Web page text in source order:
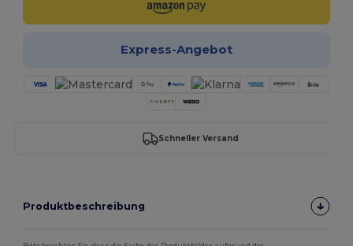
Express-Angebot
Schneller Versand
Produktbeschreibung